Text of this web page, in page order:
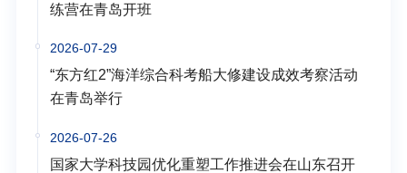
练营在青岛开班
2026-07-29
“东方红2”海洋综合科考船大修建设成效考察活动
在青岛举行
2026-07-26
国家大学科技园优化重塑工作推进会在山东召开